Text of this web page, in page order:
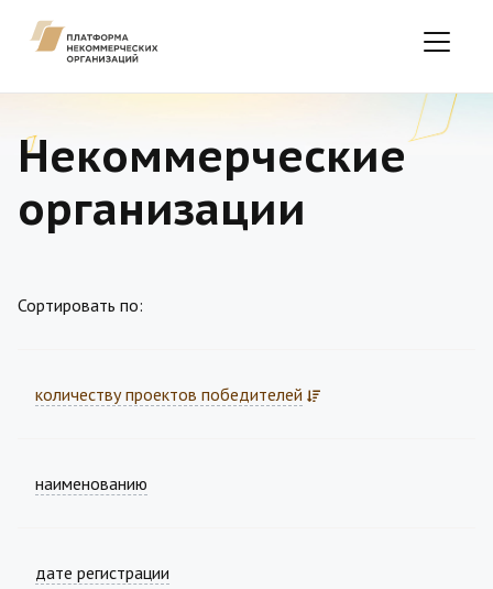
Некоммерческие
организации
Сортировать по:
количеству проектов победителей
наименованию
дате регистрации